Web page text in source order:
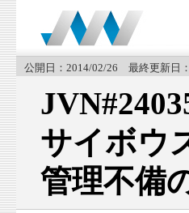
公開日：2014/02/26 最終更新日
サイボウ
管理不備